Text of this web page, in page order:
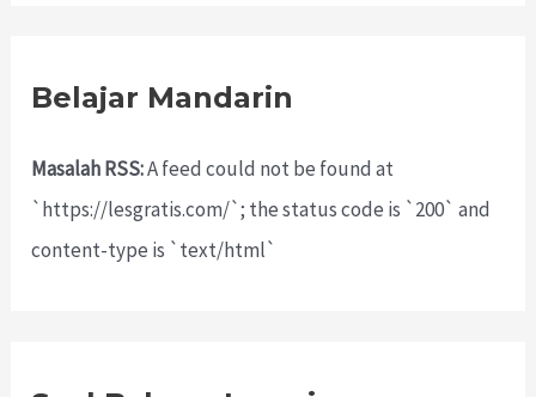
Belajar Mandarin
Masalah RSS:A feed could not be found at
`https://lesgratis.com/`; the status code is `200` and
content-type is `text/html`